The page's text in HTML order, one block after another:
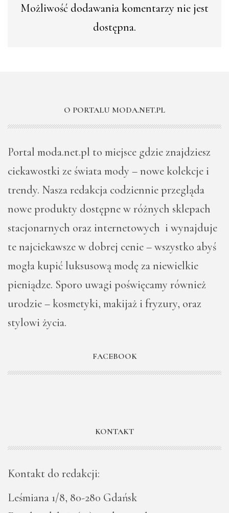
Możliwość dodawania komentarzy nie jest
dostępna.
O PORTALU MODA.NET.PL
Portal moda.net.pl to miejsce gdzie znajdziesz
ciekawostki ze świata mody – nowe kolekcje i
trendy. Nasza redakcja codziennie przegląda
nowe produkty dostępne w różnych sklepach
stacjonarnych oraz internetowych i wynajduje
te najciekawsze w dobrej cenie – wszystko abyś
mogła kupić luksusową modę za niewielkie
pieniądze. Sporo uwagi poświęcamy również
urodzie – kosmetyki, makijaż i fryzury, oraz
stylowi życia.
FACEBOOK
KONTAKT
Kontakt do redakcji:
Leśmiana 1/8, 80-280 Gdańsk